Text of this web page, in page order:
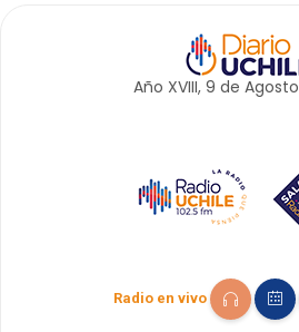
Año XVIII, 9 de Agosto
Radio en vivo